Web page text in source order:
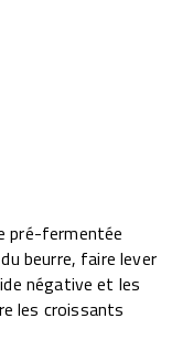
pré-fermentée
beurre, faire lever
négative et les
les croissants